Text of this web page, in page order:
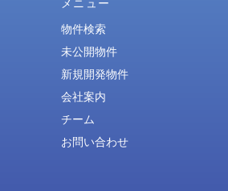
物件検索
未公開物件
新規開発物件
会社案内
チーム
お問い合わせ